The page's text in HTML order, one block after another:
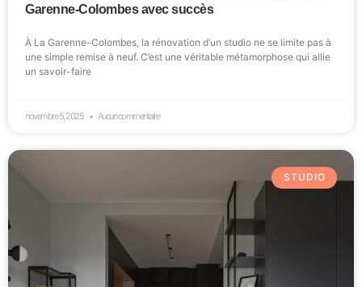
Garenne-Colombes avec succès
À La Garenne-Colombes, la rénovation d’un studio ne se limite pas à
une simple remise à neuf. C’est une véritable métamorphose qui allie
un savoir-faire
novembre 5, 2025 Aucun commentaire
STUDIO